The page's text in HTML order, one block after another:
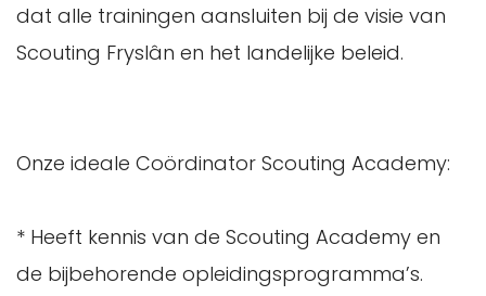
dat alle trainingen aansluiten bij de visie van
Scouting Fryslân en het landelijke beleid.
Onze ideale Coördinator Scouting Academy:
* Heeft kennis van de Scouting Academy en
de bijbehorende opleidingsprogramma’s.